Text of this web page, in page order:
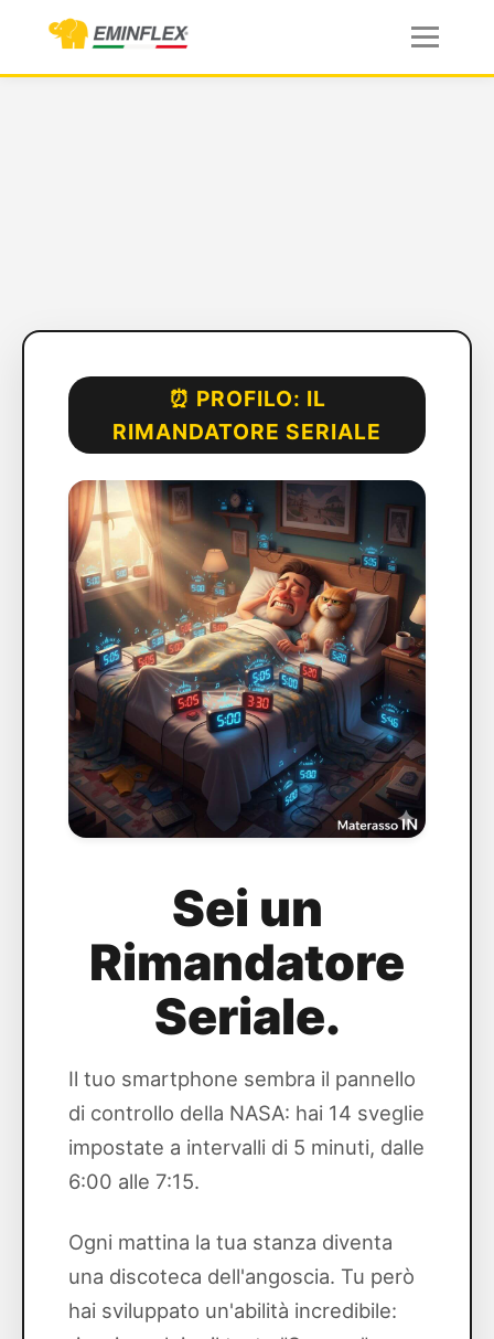
⏰ PROFILO: IL
RIMANDATORE SERIALE
Sei un
Rimandatore
Seriale.
Il tuo smartphone sembra il pannello
di controllo della NASA: hai 14 sveglie
impostate a intervalli di 5 minuti, dalle
6:00 alle 7:15.
Ogni mattina la tua stanza diventa
una discoteca dell'angoscia. Tu però
hai sviluppato un'abilità incredibile: